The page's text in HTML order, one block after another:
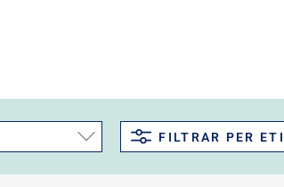
FILTRAR PER